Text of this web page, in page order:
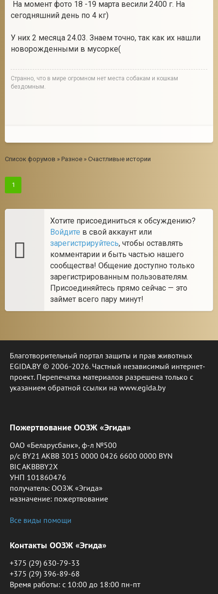
На момент фото 18 -19 марта весили 2400 г. На
сегодняшний день по 4 кг)
У них 2 месяца 24.03. Знаем точно, так как их нашли
новорожденными в мусорке(
Странно, что в мире огромном нет места собакам и кошкам
бездомным.
Список форумов » Разное » Счастливые истории
1
Хотите присоединиться к обсуждению?
Войдите в свой аккаунт или
зарегистрируйтесь, чтобы оставлять
комментарии и быть частью нашего
сообщества! Общение доступно только
зарегистрированным пользователям.
Присоединяйтесь прямо сейчас — это
займет всего пару минут!
Благотворительный портал защиты и прав животных
EGIDA.BY © 2006-2026. Частный независимый интернет-
проект. Перепечатка материалов разрешена только с
указанием обратной ссылки на www.egida.by
Пожертвование ООЗЖ «Эгида»
ОАО «Беларусбанк», ф-л №500
р/с BY21 AKBB 3015 0000 0426 6600 0000 BYN
BIC AKBBBY2X
УНП 101860476
получатель: ООЗЖ «Эгида»
назначение: пожертвование
Все виды помощи
Контакты ООЗЖ «Эгида»
+375 (29) 630-79-33
+375 (29) 396-89-68
Время работы: c 10:00 до 18:00 пн-пт